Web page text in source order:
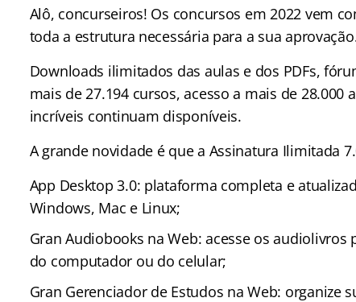
Alô, concurseiros! Os concursos em 2022 vem
toda a estrutura necessária para a sua
Downloads ilimitados das aulas e dos PDFs,
mais de 27.194 cursos, acesso a mais de
incríveis continuam disponíveis.
A grande novidade é que a Assinatura Ilimitada
App Desktop 3.0: plataforma completa e
Windows, Mac e Linux;
Gran Audiobooks na Web: acesse os
do computador ou do celular;
Gran Gerenciador de Estudos na Web: organize